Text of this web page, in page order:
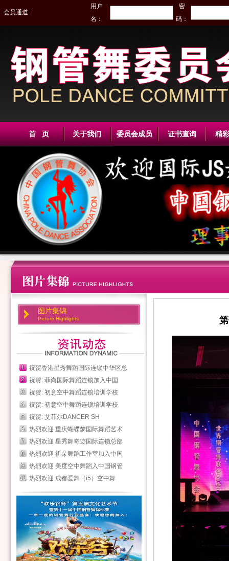
会员通道:
用户
名：
密
码：
首 页 关于我们 委员会成员 证书查询 精
图片集锦
Picture Highlights
祝贺香港星秀舞蹈国际连锁中华区总
祝贺: 菲尚国际舞蹈连锁加入中国
祝贺: 初意空中舞蹈连锁培训学校
祝贺: 初意空中舞蹈连锁培训学校
祝贺: 艾菲尔DANCER SH
热烈欢迎 重庆蝴蝶梦国际舞蹈艺术
热烈欢迎 星秀舞奇迹国际连锁总部
热烈欢迎 祈朵舞蹈工作室加入中国
热烈欢迎 美度空中舞蹈入中国钢管
热烈欢迎 成都爱舞（i5）空中舞